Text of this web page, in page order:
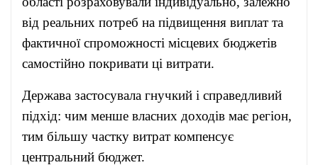
від реальних потреб на підвищення виплат та
фактичної спроможності місцевих бюджетів
самостійно покривати ці витрати.
Держава застосувала гнучкий і справедливий
підхід: чим менше власних доходів має регіон,
тим більшу частку витрат компенсує
центральний бюджет.